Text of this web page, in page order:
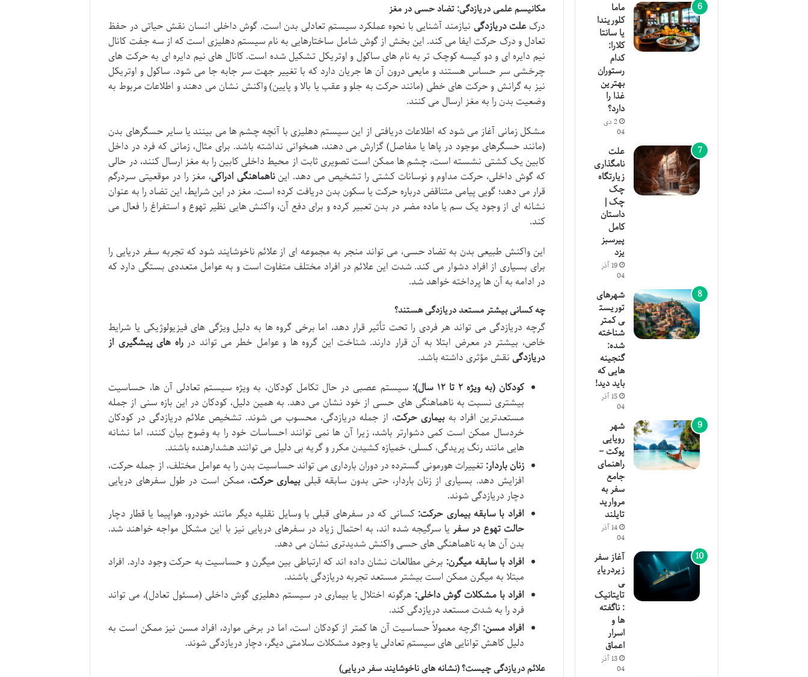
مکانیسم علمی دریازدگی: تضاد حسی در مغز
درکعلت دریازدگی نیازمند آشنایی با نحوه عملکرد سیستم تعادلی بدن است. گوش داخلی انسان نقش حیاتی در حفظ
تعادل و درک حرکت ایفا می کند. این بخش از گوش شامل ساختارهایی به نام سیستم دهلیزی است که از سه جفت کانال
نیم دایره ای و دو کیسه کوچک تر به نام های ساکول و اوتریکل تشکیل شده است. کانال های نیم دایره ای به حرکت های
چرخشی سر حساس هستند و مایعی درون آن ها جریان دارد که با تغییر جهت سر جابه جا می شود. ساکول و اوتریکل
نیز به گرانش و حرکت های خطی (مانند حرکت به جلو و عقب یا بالا و پایین) واکنش نشان می دهند و اطلاعات مربوط به
وضعیت بدن را به مغز ارسال می کنند.
مشکل زمانی آغاز می شود که اطلاعات دریافتی از این سیستم دهلیزی با آنچه چشم ها می بینند یا سایر حسگرهای بدن
(مانند حسگرهای موجود در پاها یا مفاصل) گزارش می دهند، همخوانی نداشته باشد. برای مثال، زمانی که فرد در داخل
کابین یک کشتی نشسته است، چشم ها ممکن است تصویری ثابت از محیط داخلی کابین را به مغز ارسال کنند، در حالی
که گوش داخلی، حرکت مداوم و نوسانات کشتی را تشخیص می دهد. اینناهماهنگی ادراکی، مغز را در موقعیتی سردرگم
قرار می دهد؛ گویی پیامی متناقض درباره حرکت یا سکون بدن دریافت کرده است. مغز در این شرایط، این تضاد را به عنوان
نشانه ای از وجود یک سم یا ماده مضر در بدن تعبیر کرده و برای دفع آن، واکنش هایی نظیر تهوع و استفراغ را فعال می
کند.
این واکنش طبیعی بدن به تضاد حسی، می تواند منجر به مجموعه ای از علائم ناخوشایند شود که تجربه سفر دریایی را
برای بسیاری از افراد دشوار می کند. شدت این علائم در افراد مختلف متفاوت است و به عوامل متعددی بستگی دارد که
در ادامه به آن ها پرداخته خواهد شد.
چه کسانی بیشتر مستعد دریازدگی هستند؟
گرچه دریازدگی می تواند هر فردی را تحت تأثیر قرار دهد، اما برخی گروه ها به دلیل ویژگی های فیزیولوژیکی یا شرایط
خاص، بیشتر در معرض ابتلا به آن قرار دارند. شناخت این گروه ها و عوامل خطر می تواند درراه های پیشگیری از
دریازدگینقش مؤثری داشته باشد.
کودکان (به ویژه ۲ تا ۱۲ سال):
سیستم عصبی در حال تکامل کودکان، به ویژه سیستم تعادلی آن ها، حساسیت
بیشتری نسبت به ناهماهنگی های حسی از خود نشان می دهد. به همین دلیل، کودکان در این بازه سنی از جمله
مستعدترین افراد بهبیماری حرکت، از جمله دریازدگی، محسوب می شوند. تشخیص علائم دریازدگی در کودکان
خردسال ممکن است کمی دشوارتر باشد، زیرا آن ها نمی توانند احساسات خود را به وضوح بیان کنند، اما نشانه
هایی مانند رنگ پریدگی، کسلی، خمیازه کشیدن مکرر و گریه بی دلیل می توانند هشدارهنده باشند.
زنان باردار:تغییرات هورمونی گسترده در دوران بارداری می تواند حساسیت بدن را به عوامل مختلف، از جمله حرکت،
افزایش دهد. بسیاری از زنان باردار، حتی بدون سابقه قبلی بیماری حرکت، ممکن است در طول سفرهای دریایی
دچار دریازدگی شوند.
افراد با سابقه بیماری حرکت: کسانی که در سفرهای قبلی با وسایل نقلیه دیگر مانند خودرو، هواپیما یا قطار دچار
حالت تهوع در سفر یا سرگیجه شده اند، به احتمال زیاد در سفرهای دریایی نیز با این مشکل مواجه خواهند شد.
بدن آن ها به ناهماهنگی های حسی واکنش شدیدتری نشان می دهد.
افراد با سابقه میگرن: برخی مطالعات نشان داده اند که ارتباطی بین میگرن و حساسیت به حرکت وجود دارد. افراد
مبتلا به میگرن ممکن است بیشتر مستعد تجربه دریازدگی باشند.
افراد با مشکلات گوش داخلی: هرگونه اختلال یا بیماری در سیستم دهلیزی گوش داخلی (مسئول تعادل)، می تواند
فرد را به شدت مستعد دریازدگی کند.
افراد مسن: اگرچه معمولاً حساسیت آن ها کمتر از کودکان است، اما در برخی موارد، افراد مسن نیز ممکن است به
دلیل کاهش توانایی های سیستم تعادلی یا وجود مشکلات سلامتی دیگر، دچار دریازدگی شوند.
علائم دریازدگی چیست؟ (نشانه های ناخوشایند سفر دریایی)
ماما
کلوریندا
یا سانتا
کلارا:
کدام
رستوران
بهترین
غذا را
دارد؟
2 دی
04
علت
نامگذاری
زیارتگاه
چک
چک |
داستان
کامل
پیرسبز
یزد
19 آذر
04
شهرهای
توریست
ی کمتر
شناخته
شده:
گنجینه
هایی که
باید دید!
15 آذر
04
شهر
رویایی
پوکت –
راهنمای
جامع
سفر به
مروارید
تایلند
14 آذر
04
آغاز سفر
زیردریای
ی
تایتانیک
: ناگفته
ها و
اسرار
اعماق
13 آذر
04